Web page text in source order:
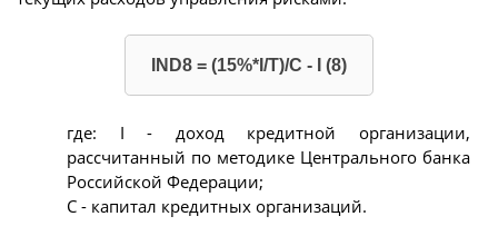
IND8 = (15%*I/T)/C - I (8)
где: I - доход кредитной организации,
рассчитанный по методике Центрального банка
Российской Федерации;
C - капитал кредитных организаций.